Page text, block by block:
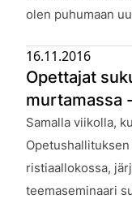
olen puhumaan
Opettajat
murtamassa
Julkaistu:
16.11.2016
Samalla viikolla,
ristiaallokossa,
teemaseminaari